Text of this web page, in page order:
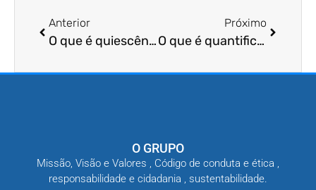
Anterior
O que é quiescência em aranhas?
Próximo
O que é quantificação de ovos de pragas?
O GRUPO
Missão, Visão e Valores , Código de conduta e ética ,
responsabilidade e cidadania , sustentabilidade.